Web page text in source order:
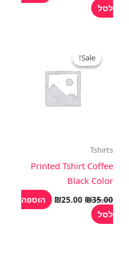
לסל
Sale!
Sale!
Tshirts
Printed Tshirt Coffee
Black Color
₪35.00
היה:
₪35.00.
₪25.00
₪25.00.
הוספה
לסל